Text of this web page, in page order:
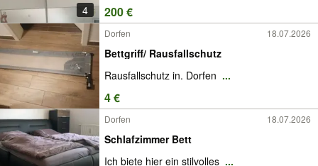
4 200 €
Dorfen 18.07.2026
Bettgriff/ Rausfallschutz
Rausfallschutz in. Dorfen ...
4 €
Dorfen 18.07.2026
Schlafzimmer Bett
Ich biete hier ein stilvolles ...